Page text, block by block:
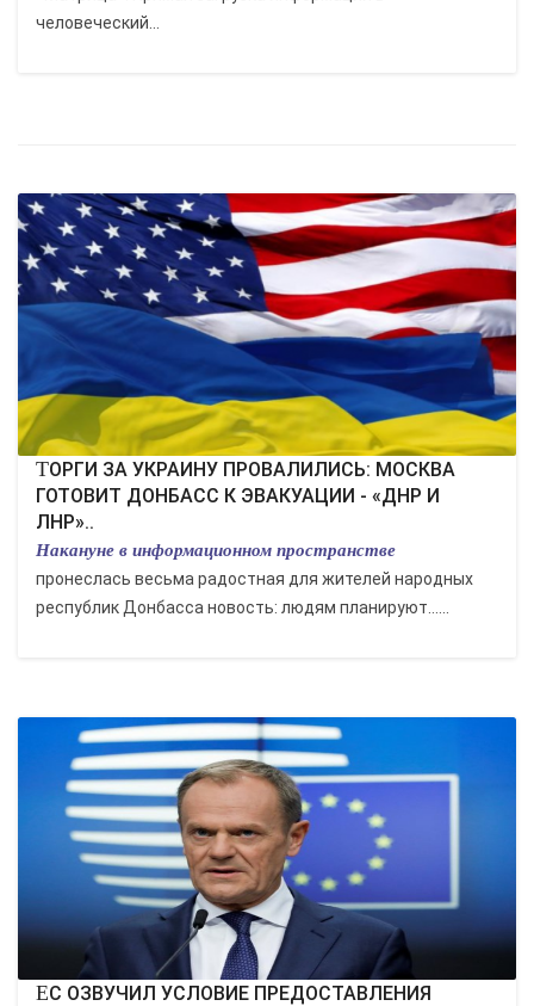
человеческий...
ТОРГИ ЗА УКРАИНУ ПРОВАЛИЛИСЬ: МОСКВА
ГОТОВИТ ДОНБАСС К ЭВАКУАЦИИ - «ДНР И
ЛНР»..
Накануне в информационном пространстве
пронеслась весьма радостная для жителей народных
республик Донбасса новость: людям планируют…...
ЕС ОЗВУЧИЛ УСЛОВИЕ ПРЕДОСТАВЛЕНИЯ